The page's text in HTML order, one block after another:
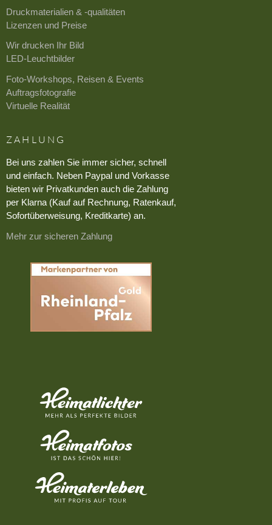
Druckmaterialien & -qualitäten
Lizenzen und Preise
Wir drucken Ihr Bild
LED-Leuchtbilder
Foto-Workshops, Reisen & Events
Auftragsfotografie
Virtuelle Realität
ZAHLUNG
Bei uns zahlen Sie immer sicher, schnell
und einfach. Neben Paypal und Vorkasse
bieten wir Privatkunden auch die Zahlung
per Klarna (Kauf auf Rechnung, Ratenkauf,
Sofortüberweisung, Kreditkarte) an.
Mehr zur sicheren Zahlung